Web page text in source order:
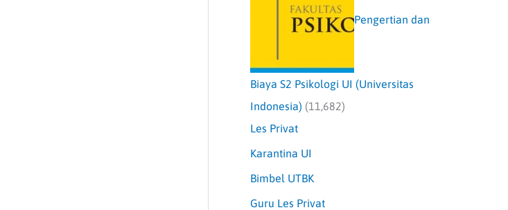
Pengertian dan
Biaya S2 Psikologi UI (Universitas
Indonesia) (11,682)
Les Privat
Karantina UI
Bimbel UTBK
Guru Les Privat